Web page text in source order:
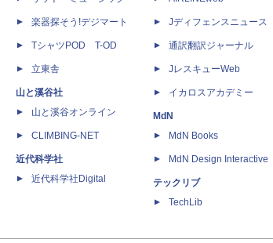
楽器探そう!デジマート
TシャツPOD T-OD
立東舎
山と溪谷社
山と溪谷オンライン
CLIMBING-NET
近代科学社
近代科学社Digital
Jディフェンスニュース
通訳翻訳ジャーナル
JレスキューWeb
イカロスアカデミー
MdN
MdN Books
MdN Design Interactive
テックリブ
TechLib